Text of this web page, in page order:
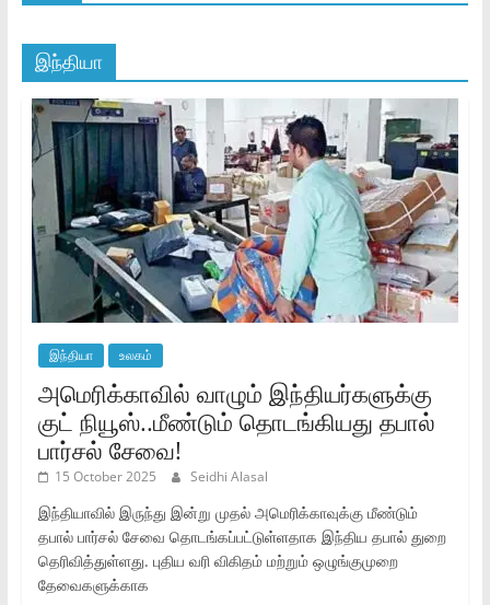
இந்தியா
இந்தியா உலகம்
அமெரிக்காவில் வாழும் இந்தியர்களுக்கு
குட் நியூஸ்..மீண்டும் தொடங்கியது தபால்
பார்சல் சேவை!
15 October 2025 Seidhi Alasal
இந்தியாவில் இருந்து இன்று முதல் அமெரிக்காவுக்கு மீண்டும்
தபால் பார்சல் சேவை தொடங்கப்பட்டுள்ளதாக இந்திய தபால் துறை
தெரிவித்துள்ளது. புதிய வரி விகிதம் மற்றும் ஒழுங்குமுறை
தேவைகளுக்காக